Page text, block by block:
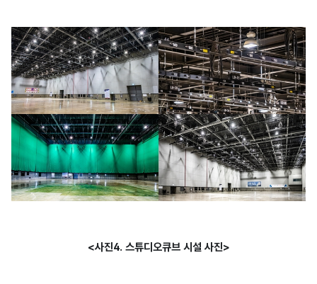
<사진4. 스튜디오큐브 시설 사진>